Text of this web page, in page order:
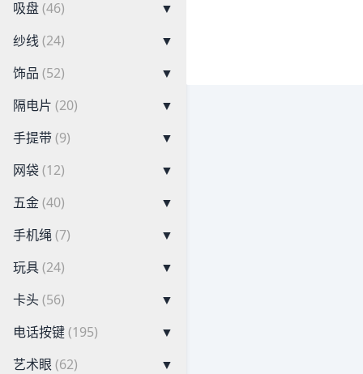
吸盘(46)
▼
纱线(24)
▼
饰品 (52)
▼
隔电片 (20)
▼
手提带(9)
▼
网袋(12)
▼
五金(40)
▼
手机绳(7)
▼
玩具(24)
▼
卡头(56)
▼
电话按键(195)
▼
艺术眼 (62)
▼